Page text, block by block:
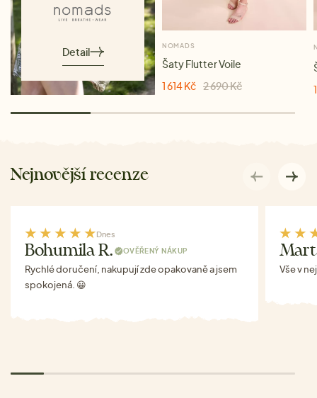
Detail NOMADS
Šaty Flutter Voile
1 614 Kč 2 690 Kč
Nejnovější recenze
Dnes
Bohumila R. OVĚŘENÝ NÁKUP
Rychlé doručení, nakupují zde opakovaně a jsem
spokojená. 😀
Vše v